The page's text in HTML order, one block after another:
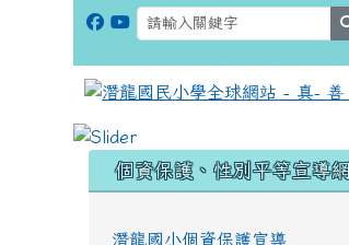
個資保護、性別平等宣導網
潛龍國小個資保護宣導